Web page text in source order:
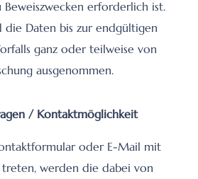
Beweiszwecken erforderlich ist.
die Daten bis zur endgültigen
ganz oder teilweise von
ausgenommen.
/ Kontaktmöglichkeit
oder E-Mail mit
werden die dabei von